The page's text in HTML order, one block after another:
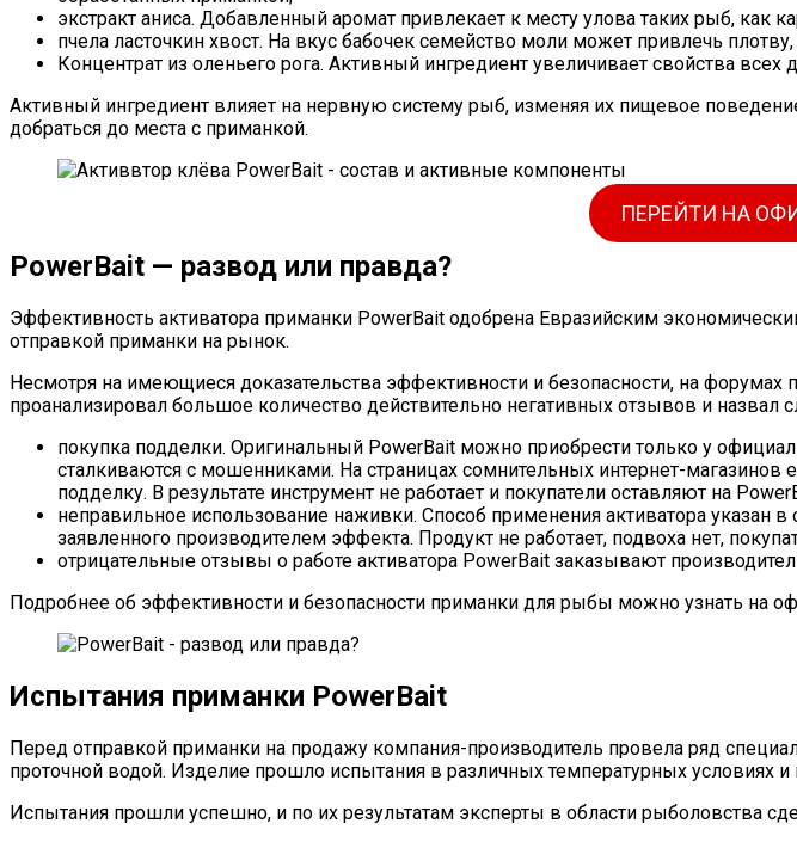
экстракт аниса. Добавленный аромат привлекает к месту улова таких рыб, как
пчела ласточкин хвост. На вкус бабочек семейство моли может привлечь
Концентрат из оленьего рога. Активный ингредиент увеличивает свойства
Активный ингредиент влияет на нервную систему рыб, изменяя их пищевое
добраться до места с приманкой.
ПЕРЕЙТИ НА
PowerBait — развод или правда?
Эффективность активатора приманки PowerBait одобрена Евразийским
отправкой приманки на рынок.
Несмотря на имеющиеся доказательства эффективности и безопасности, на
проанализировал большое количество действительно негативных отзывов и
покупка подделки. Оригинальный PowerBait можно приобрести только у
сталкиваются с мошенниками. На страницах сомнительных интернет-
подделку. В результате инструмент не работает и покупатели оставляют на
неправильное использование наживки. Способ применения активатора указан
заявленного производителем эффекта. Продукт не работает, подвоха нет,
отрицательные отзывы о работе активатора PowerBait заказывают
Подробнее об эффективности и безопасности приманки для рыбы можно узнать на
Испытания приманки PowerBait
Перед отправкой приманки на продажу компания-производитель провела ряд
проточной водой. Изделие прошло испытания в различных температурных условиях и
Испытания прошли успешно, и по их результатам эксперты в области рыболовства